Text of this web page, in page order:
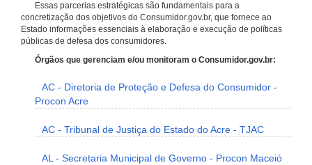
Essas parcerias estratégicas são fundamentais para a
concretização dos objetivos do Consumidor.gov.br, que fornece ao
Estado informações essenciais à elaboração e execução de políticas
públicas de defesa dos consumidores.
Órgãos que gerenciam e/ou monitoram o Consumidor.gov.br:
AC - Diretoria de Proteção e Defesa do Consumidor -
Procon Acre
AC - Tribunal de Justiça do Estado do Acre - TJAC
AL - Secretaria Municipal de Governo - Procon Maceió